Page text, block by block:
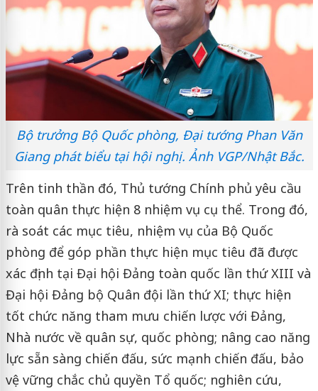
Bộ trưởng Bộ Quốc phòng, Đại tướng Phan Văn
Giang phát biểu tại hội nghị. Ảnh VGP/Nhật Bắc.
Trên tinh thần đó, Thủ tướng Chính phủ yêu cầu
toàn quân thực hiện 8 nhiệm vụ cụ thể. Trong đó,
rà soát các mục tiêu, nhiệm vụ của Bộ Quốc
phòng để góp phần thực hiện mục tiêu đã được
xác định tại Đại hội Đảng toàn quốc lần thứ XIII và
Đại hội Đảng bộ Quân đội lần thứ XI; thực hiện
tốt chức năng tham mưu chiến lược với Đảng,
Nhà nước về quân sự, quốc phòng; nâng cao năng
lực sẵn sàng chiến đấu, sức mạnh chiến đấu, bảo
vệ vững chắc chủ quyền Tổ quốc; nghiên cứu,